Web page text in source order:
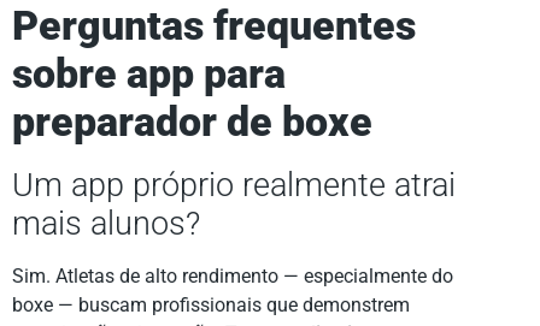
Perguntas frequentes
sobre app para
preparador de boxe
Um app próprio realmente atrai
mais alunos?
Sim. Atletas de alto rendimento — especialmente do
boxe — buscam profissionais que demonstrem